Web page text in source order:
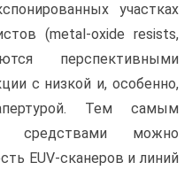
участках
(metal-oxide resists,
перспективными
с низкой и, особенно,
Тем самым
средствами можно
EUV-сканеров и линий